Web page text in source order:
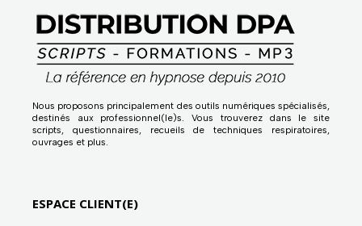
Nous proposons principalement des outils numériques spécialisés,
destinés aux professionnel(le)s. Vous trouverez dans le site
scripts, questionnaires, recueils de techniques respiratoires,
ouvrages et plus.
ESPACE CLIENT(E)